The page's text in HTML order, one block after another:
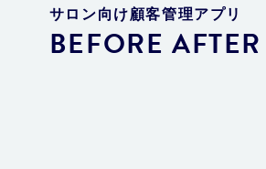
サロン向け顧客管理アプリ
BEFORE AFTER